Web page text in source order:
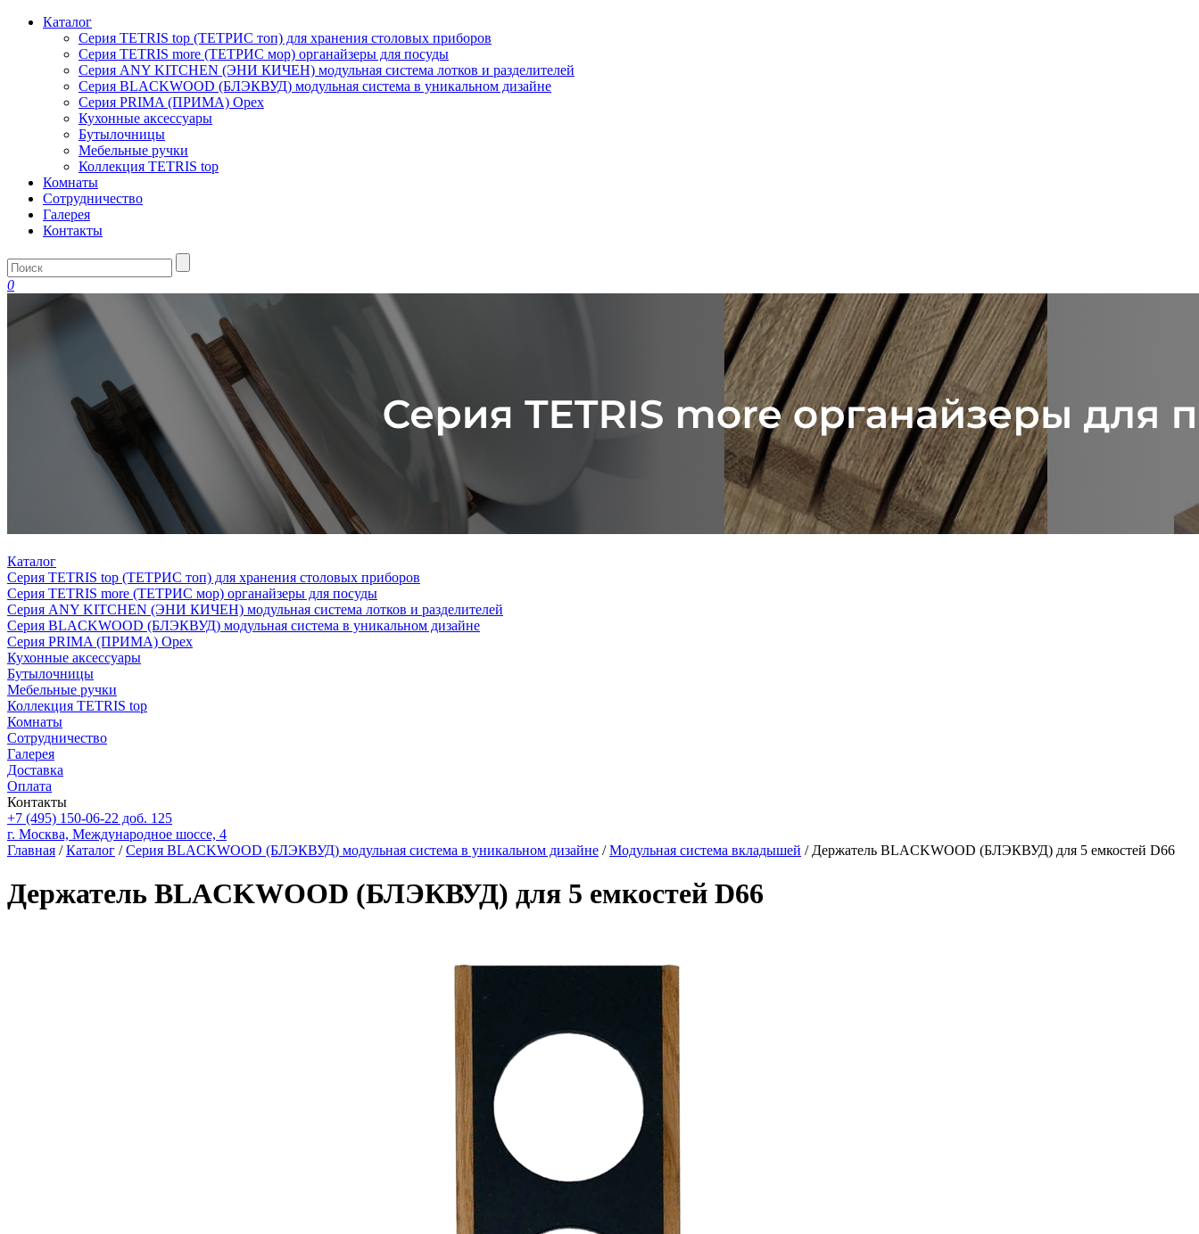
Каталог
Серия TETRIS top (ТЕТРИС топ) для хранения столовых приборов
Серия TETRIS more (ТЕТРИС мор) органайзеры для посуды
Серия ANY KITCHEN (ЭНИ КИЧЕН) модульная система лотков и разделителей
Серия BLACKWOOD (БЛЭКВУД) модульная система в уникальном дизайне
Серия PRIMA (ПРИМА) Орех
Кухонные аксессуары
Бутылочницы
Мебельные ручки
Коллекция TETRIS top
Комнаты
Сотрудничество
Галерея
Контакты
0
Каталог
Серия TETRIS top (ТЕТРИС топ) для хранения столовых приборов
Серия TETRIS more (ТЕТРИС мор) органайзеры для посуды
Серия ANY KITCHEN (ЭНИ КИЧЕН) модульная система лотков и разделителей
Серия BLACKWOOD (БЛЭКВУД) модульная система в уникальном дизайне
Серия PRIMA (ПРИМА) Орех
Кухонные аксессуары
Бутылочницы
Мебельные ручки
Коллекция TETRIS top
Комнаты
Сотрудничество
Галерея
Доставка
Оплата
Контакты
+7 (495) 150-06-22 доб. 125
г. Москва, Международное шоссе, 4
Главная /Каталог /Серия BLACKWOOD (БЛЭКВУД) модульная система в уникальном дизайне /Модульная система вкладышей / Держатель BLACKWOOD (БЛЭКВУД) для 5 емкостей D66
Держатель BLACKWOOD (БЛЭКВУД) для 5 емкостей D66